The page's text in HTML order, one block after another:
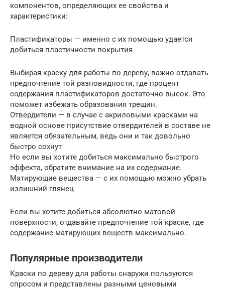
компонентов, определяющих ее свойства и
характеристики:
Пластификаторы — именно с их помощью удается
добиться пластичности покрытия
Выбирая краску для работы по дереву, важно отдавать
предпочтение той разновидности, где процент
содержания пластификаторов достаточно высок. Это
поможет избежать образования трещин.
Отвердители — в случае с акриловыми красками на
водной основе присутствие отвердителей в составе не
является обязательным, ведь они и так довольно
быстро сохнут
Но если вы хотите добиться максимально быстрого
эффекта, обратите внимание на их содержание.
Матирующие вещества — с их помощью можно убрать
излишний глянец
Если вы хотите добиться абсолютно матовой
поверхности, отдавайте предпочтение той краске, где
содержание матирующих веществ максимально.
Популярные производители
Краски по дереву для работы снаружи пользуются
спросом и представлены разными ценовыми